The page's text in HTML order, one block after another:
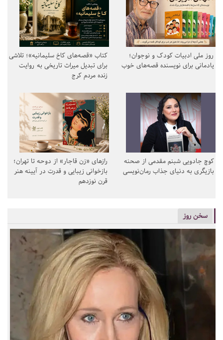
روز ملی ادبیات کودک و نوجوان؛
یادمانی برای نویسنده قصه‌های خوب
کتاب «قصه‌های کاخ سلیمانیه»؛ تلاشی
برای تبدیل میراث تاریخی به روایت
زنده مردم کرج
کوچ جادویی شبنم مقدمی از صحنه
بازیگری به دنیای جذاب رمان‌نویسی
رازهای «زن قاجار» از دوحه تا تهران؛
بازخوانی زیبایی و قدرت در آیینه هنر
قرن نوزدهم
سخن روز